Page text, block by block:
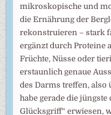
mikroskopische und
die Ernährung der
rekonstruieren – stark
ergänzt durch Proteine
Früchte, Nüsse oder
erstaunlich genaue
des Darms treffen,
habe gerade die
Glücksgriff“ erwiesen,